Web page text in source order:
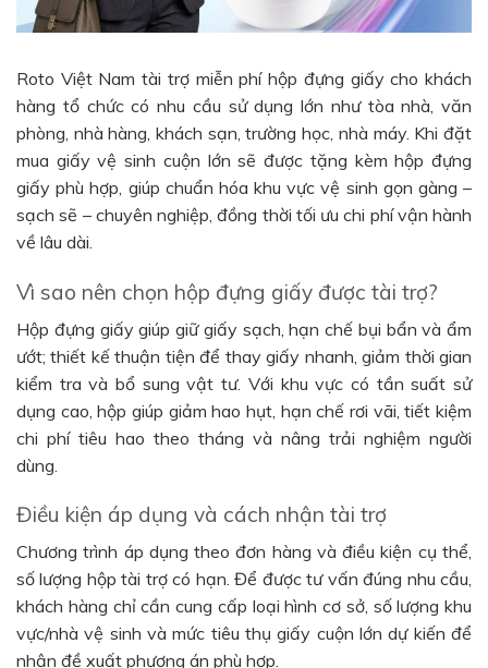
Roto Việt Nam tài trợ miễn phí hộp đựng giấy cho khách
hàng tổ chức có nhu cầu sử dụng lớn như tòa nhà, văn
phòng, nhà hàng, khách sạn, trường học, nhà máy. Khi đặt
mua giấy vệ sinh cuộn lớn sẽ được tặng kèm hộp đựng
giấy phù hợp, giúp chuẩn hóa khu vực vệ sinh gọn gàng –
sạch sẽ – chuyên nghiệp, đồng thời tối ưu chi phí vận hành
về lâu dài.
Vì sao nên chọn hộp đựng giấy được tài trợ?
Hộp đựng giấy giúp giữ giấy sạch, hạn chế bụi bẩn và ẩm
ướt; thiết kế thuận tiện để thay giấy nhanh, giảm thời gian
kiểm tra và bổ sung vật tư. Với khu vực có tần suất sử
dụng cao, hộp giúp giảm hao hụt, hạn chế rơi vãi, tiết kiệm
chi phí tiêu hao theo tháng và nâng trải nghiệm người
dùng.
Điều kiện áp dụng và cách nhận tài trợ
Chương trình áp dụng theo đơn hàng và điều kiện cụ thể,
số lượng hộp tài trợ có hạn. Để được tư vấn đúng nhu cầu,
khách hàng chỉ cần cung cấp loại hình cơ sở, số lượng khu
vực/nhà vệ sinh và mức tiêu thụ giấy cuộn lớn dự kiến để
nhận đề xuất phương án phù hợp.